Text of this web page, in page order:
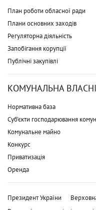
План роботи обласної ради
Плани основних заходів
Регуляторна діяльність
Запобігання корупції
Публічні закупівлі
КОМУНАЛЬНА
Нормативна база
Суб'єкти господарювання
Комунальне майно
Конкурс
Приватизація
Оренда
Президент України